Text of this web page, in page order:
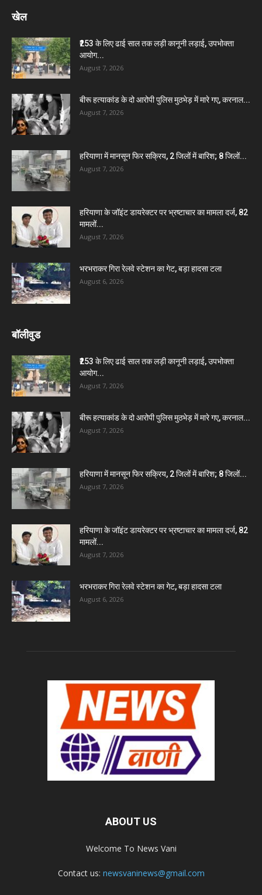
खेल
₹253 के लिए ढाई साल तक लड़ी कानूनी लड़ाई, उपभोक्ता
आयोग...
August 7, 2026
बीरू हत्याकांड के दो आरोपी पुलिस मुठभेड़ में मारे गए, करनाल...
August 7, 2026
हरियाणा में मानसून फिर सक्रिय, 2 जिलों में बारिश; 8 जिलों...
August 7, 2026
हरियाणा के जॉइंट डायरेक्टर पर भ्रष्टाचार का मामला दर्ज, 82
मामलों...
August 7, 2026
भरभराकर गिरा रेलवे स्टेशन का गेट, बड़ा हादसा टला
August 6, 2026
बॉलीवुड
₹253 के लिए ढाई साल तक लड़ी कानूनी लड़ाई, उपभोक्ता
आयोग...
August 7, 2026
बीरू हत्याकांड के दो आरोपी पुलिस मुठभेड़ में मारे गए, करनाल...
August 7, 2026
हरियाणा में मानसून फिर सक्रिय, 2 जिलों में बारिश; 8 जिलों...
August 7, 2026
हरियाणा के जॉइंट डायरेक्टर पर भ्रष्टाचार का मामला दर्ज, 82
मामलों...
August 7, 2026
भरभराकर गिरा रेलवे स्टेशन का गेट, बड़ा हादसा टला
August 6, 2026
ABOUT US
Welcome To News Vani
Contact us: newsvaninews@gmail.com